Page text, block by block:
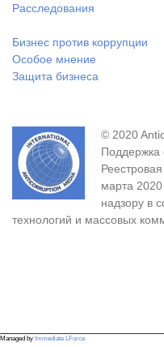
Расследования
Бизнес против коррупции
Особое мнение
Защита бизнеса
© 2020
Поддержка
марта
надзору в
технологий и массовых
Managed by Immediate LForce